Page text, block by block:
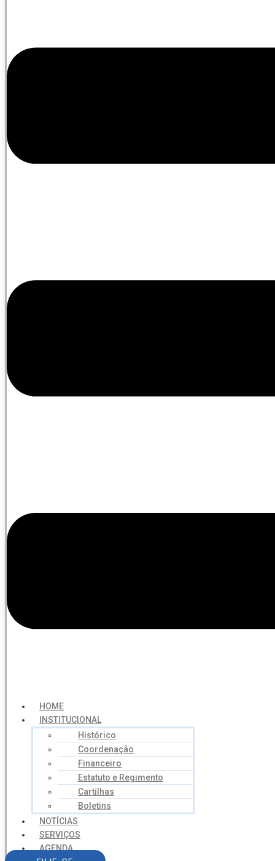
HOME
INSTITUCIONAL
Histórico
Coordenação
Financeiro
Estatuto e Regimento
Cartilhas
Boletins
NOTÍCIAS
SERVIÇOS
AGENDA